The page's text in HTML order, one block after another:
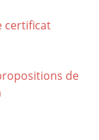
certificat
de